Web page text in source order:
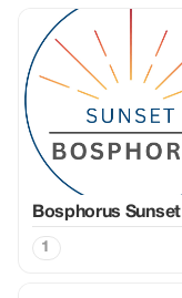
Bosphorus Sunset
1